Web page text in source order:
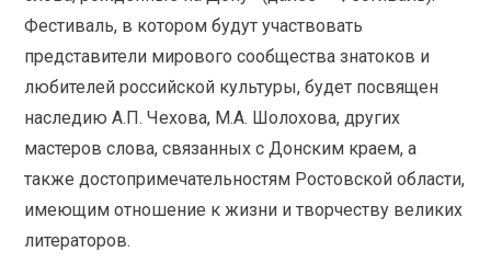
Фестиваль, в котором будут участвовать
представители мирового сообщества знатоков и
любителей российской культуры, будет посвящен
наследию А.П. Чехова, М.А. Шолохова, других
мастеров слова, связанных с Донским краем, а
также достопримечательностям Ростовской области,
имеющим отношение к жизни и творчеству великих
литераторов.